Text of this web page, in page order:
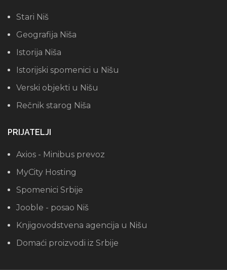
Stari Niš
Geografija Niša
Istorija Niša
Istorijski spomenici u Nišu
Verski objekti u Nišu
Rečnik starog Niša
PRIJATELJI
Axios - Minibus prevoz
MyCity Hosting
Spomenici Srbije
Jooble - posao Niš
Knjigovodstvena agencija u Nišu
Domaći proizvodi iz Srbije